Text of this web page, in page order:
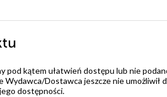
pod kątem ułatwień dostępu lub nie
Dostawca jeszcze nie umożliwił
dostępności.